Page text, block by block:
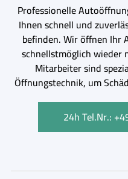
Professionelle
Ihnen schnell und
befinden. Wir öffnen
schnellstmöglich wieder
Mitarbeiter sind
Öffnungstechnik, um
24h Tel.Nr.: